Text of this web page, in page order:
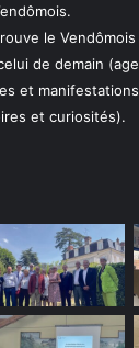
le
celui de demain
et
et curiosités).